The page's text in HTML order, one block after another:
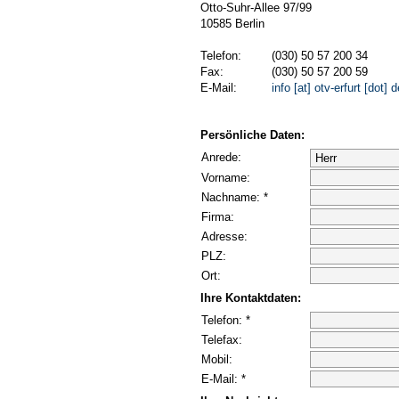
Otto-Suhr-Allee 97/99
10585 Berlin
Telefon:
(030) 50 57 200 34
Fax:
(030) 50 57 200 59
E-Mail:
info [at] otv-erfurt [dot]
Persönliche Daten:
Anrede:
Vorname:
Nachname: *
Firma:
Adresse:
PLZ:
Ort:
Ihre Kontaktdaten:
Telefon: *
Telefax:
Mobil:
E-Mail: *